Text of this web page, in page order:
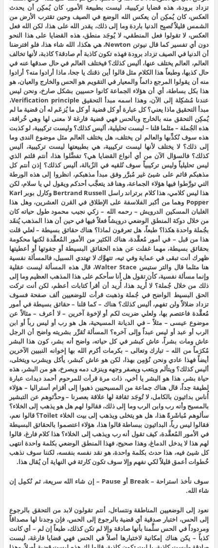
تزداد برودة، هذه قضايا تركيبية، ليست بطبيعة الأمور، كان يُمكِن أن يحدث
العكس، كان يُمكِن أن يعكس الله الوضع في الصيف وحين تقترب الأرض من
الشمس قليلاً تُصبِح الدنيا باردة وما إلى ذلك، يقدر الله على هذا، لكن الله فعل
العكس، لا تقولوا فعل المنطقي، لا يُوجَد منطق، هذه القضايا على هذا النحو
دون أي تفسير كما قال نيوتن Newton، هي هكذا، الله شاء هذا، فلو افترضنا
أن الدنيا في الصيف تزداد برودة فهذه تكون كاذبة أم صادقة؟ كاذبة، لأنها تخالف
العالم، العالم يختلف عنها، أليس كذلك؟ فيختلف العالم في حال صدقها عنه في
حال كذبها، وطبعاً هذا الكلام مثل قالوا أين ذقنك يا جحا، ماذا أرادوا منه؟ أرادوا
منه أن يقولوا المرجع دائماً والمعيار في التقويم هو الحس والخارج والعيان، هو
هذا بكل بساطة، أي أن هؤلاء الجماعة كانوا حسيين بشكل صارخ، ونحن ليس
عندنا مُشكِلة إلى الآن، وهذا اسمه مبدأ التحقيق Verification principle،
مبدأ التحقيق ماذا يعني؟ كل عبارة أو كل قضية أو كل ما يُزعَم له أن قضية ما لم
يُمكِن التحقق منه بالخارج وبالحس فهي قضية فارغة لا معنى لها وهي خُرافة،
هذه الجُملة – مثلما قلنا – ليست تحليلية، أليس كذلك؟ وليست تركيبية، لو كذبت
هذه سوف نُكذِّبها والعالم لن يختلف، هل يختلف العالم مثل موضوع الندى وما
إلى ذلك؟ لا يختلف لأنها ليست تركيبية، هي بطبيعتها ليست تركيبية، أليس
كذلك؟ فالسؤال الآن من أي أنواع القضايا هي؟ تفضَّلوا هذا، أنتم قلتم الذي
ليس تحليلياً وليس تركيبياً سوف نُلقيه في الزُبالة، أليس كذلك؟ إذن أنتم كل
مذهبكم قائم على شيئ غير مُبرَّر وفق مبدأ مذهبكم، انظروا إلى هذه الورطة
التي تورَّطوا فيها هؤلاء الجماعة، وهنا قد يتعجَّب أحدكم ويقول لي يا سلام، لكن
هذا ليس كلامي، هذا كلام برتراند راسل Bertrand Russell وكارل بوبر Karl
Popper وهما من أكبر الفلاسفة على الإطلاق في القرن العشرين، وهل هذا
الغلبان المسكين الدرويش – رحمه الله – زكي نجيب محمود طول حياته كان
من خلال دوكة المنطق الوضعي درويشاً فعلاً فيها في حين أن هذا المذهب يُنقَد
بجُملة واحدة هكذا؟ طبعاً، هل تعرفون لماذا؟ هناك حقائق بسيطة – لعلي قلت
هذا من قبل – في أمور مُعقَّدة، هناك الكثير من الأمور المُعقَّدة لكنها محكومة
بحقائق بسيطة، مهما غفلت عن هذه الحقائق البسيطة أو جفوتها أو أعطيتها
ظهرك أنت تبقى في عماية وفي تيه، تتهوَّك لا تهتدي السبيل، فالمسألة نفسية
هنا مثلما قال والتر ستيس Walter Stace، قال هذه المسألة ليست عقلية
وإنما مسألة نفسية، كأن تقول هل أنا سأحكم على هذا المذهب العظيم وما إلى
ذلك من خلال جُملة؟ لا أُريد هذا، أُريد أن أقرأ كتابات أعظم، لكن أنت تركت
الحق البسيط الواضح في جُملة وذهبت قرأت للوضعيين ألف صفحة فسوف
تزداد ضلالاً ولن تفهم، أليس كذلك؟ هناك – كما قلنا – حقائق بسيطة في أمور
مُعقَّدة فاعتصم بها، ولعلي ضربت لكم أو لإخوة آخرين – لا أعرف – مثالاً عن
موضوع عيسى – مثلاً – في الديانة المسيحية، هل هو رب أو ليس رباً أو ابن
الرب أو عبد أو ليس عبداً وإلى آخره؟ المسألة تُقرِّر بشريته واضح أن الرجل
عاش ومات بشراً، عاش كبشر في كل حياته، واضح أنه بشر، كون هذا البشر
مُكرَماً من الله – تبارك وتعالى – بكرمات أكرم الله بها إخوانه النبيين الآخرين
أيضاً فهذا عادي ونحن نُؤمِن بهذا، لكن هو عاش كبشر، يأكل ويشرب ويتخلى،
أليس كذلك؟ ويتألم ويتعب ويصفر وجهه وينزف دمه ويصرخ، هو من البشر، هذه
حياة بشر، هذا هو البشر يا أخي، ذات مرة قرأت للمرحوم أحمد ديدات عبارة
لطيفة جداً، قال هناك جماعة من المسيحيين ذهبوا إلى أقزام أستراليا – هؤلاء
أُناس بدائيون بالكامل، لا تُوجَد ثقافة لها علاقة بعصرنا – وحدَّثوهم عن التبشير
بالمسيح وأنه رب وابن الرب وما إلى ذلك، فقالوا لهم هل هو يذهب إلى الخلاء؟
سألوهم مُباشَرةً هذا، هل هو يتخلى ويذهب إلى بيت الخلاء Toilet؟ قالوا نعم،
فقالوا ليس رباً، البدائيون ببساطة قالوا هذا، هؤلاء اعتصموا بالحقائق البسيطة
في الأمور المُعقَّدة، كيف تقول أنه رب ويذهب إلى الخلاء؟ هذا كلام فارغ، قالوا
لهم هذا لا يدخل الدماغ، وهذا صحيح، فهذا المنطق الوضعي بكلمة واحدة انتهى
كل شيئ فيه، هذا حدث بكلمة واحدة، هو نقد نفسه بنفسه، لكننا سوف نذهب
خُطوات أعمق قليلاً لكي نفهم وإلا سوف تكون كارثة في النهاية أن يُقال هذا.
سوف نأخذ استراحة – Break أو Pause – إن شاء الله سريعة، ثم نُكمِل إن
شاء الله.
نعود إلى الوضعيين المناطقة ونتساءل، أنتم تقولون لابد من التحقق بالرجوع
إلى الحس، اختبار صدقية أي قضية بالرجوع إلى الحس، فإن وجدنا لها مصداقاً
ومردوداً في الحس سلَّمنا بأنها صادقة وإلا لم تكن كذلك، طبعاً إن لم – أي كانت
كذباً – يكن هناك إمكانية لاختبارها أصلاً في الحس فهي قضايا فارغة، ليست